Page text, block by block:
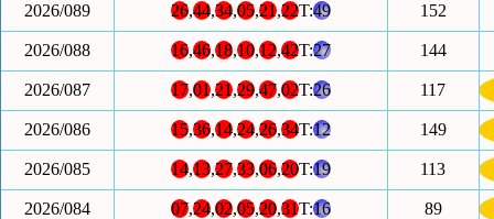
2026/089 26,44,34,05,21,22T:49 152
2026/088 16,46,18,10,12,42T:27 144
2026/087 17,01,21,29,47,02T:26 117
2026/086 15,36,14,24,26,34T:12 149
2026/085 14,13,27,33,06,20T:19 113
2026/084 07,24,02,05,20,31T:16 89